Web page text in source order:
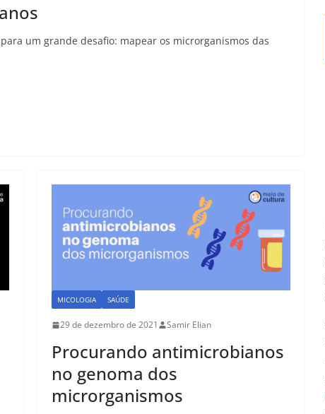
um grande desafio: mapear os microrganismos das
MICOLOGIA SAÚDE
29 de dezembro de 2021 Samir Elian
Procurando antimicrobianos
no genoma dos
microrganismos